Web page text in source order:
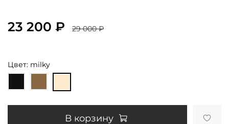
23 200 ₽ 29 000 ₽
Цвет: milky
В корзину